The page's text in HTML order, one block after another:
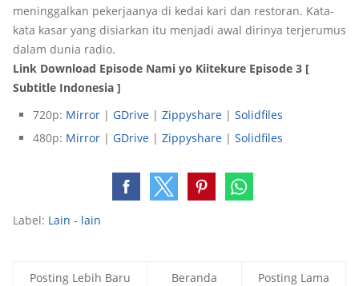
meninggalkan pekerjaanya di kedai kari dan restoran. Kata-
kata kasar yang disiarkan itu menjadi awal dirinya terjerumus
dalam dunia radio.
Link Download Episode Nami yo Kiitekure Episode 3 [
Subtitle Indonesia ]
720p: Mirror | GDrive | Zippyshare | Solidfiles
480p: Mirror | GDrive | Zippyshare | Solidfiles
Label: Lain - lain
Posting Lebih Baru Posting Lama
Beranda